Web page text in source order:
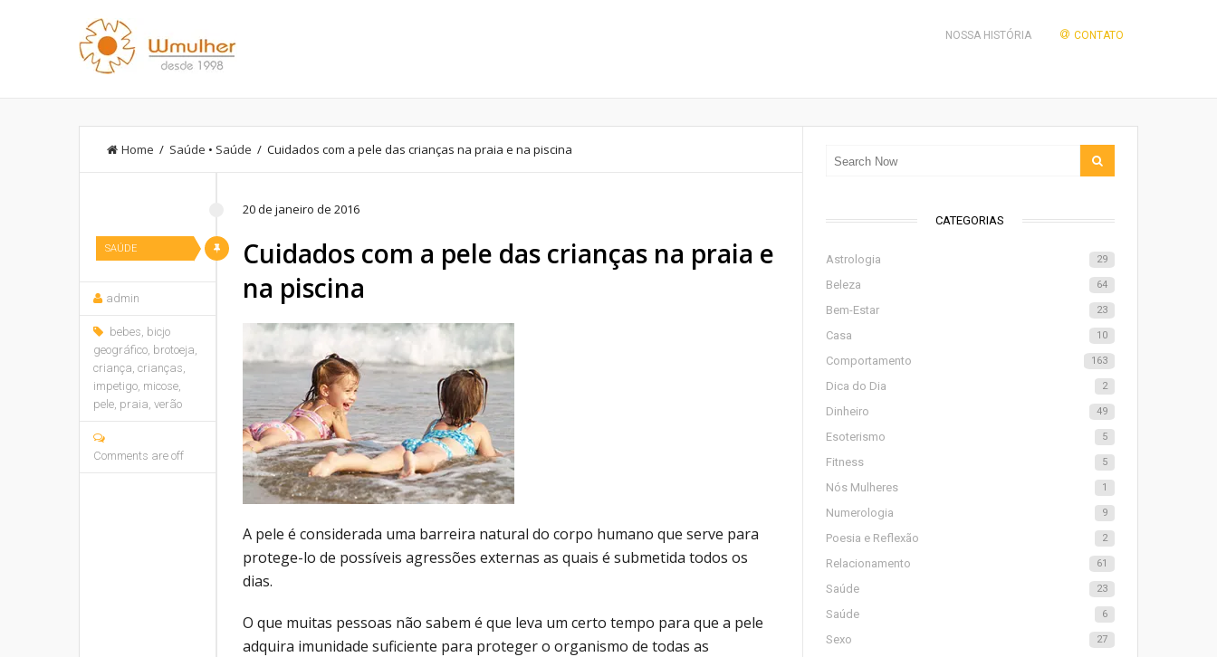
NOSSA HISTÓRIA CONTATO
Home / Saúde • Saúde / Cuidados com a pele das crianças na praia e na piscina
SAÚDE
20 de janeiro de 2016
Cuidados com a pele das crianças na praia e
na piscina
admin
bebes, bicjo
geográfico, brotoeja,
criança, crianças,
impetigo, micose,
pele, praia, verão
Comments are off
A pele é considerada uma barreira natural do corpo humano que serve para
protege-lo de possíveis agressões externas as quais é submetida todos os
dias.
O que muitas pessoas não sabem é que leva um certo tempo para que a pele
adquira imunidade suficiente para proteger o organismo de todas as
CATEGORIAS
Astrologia 29
Beleza 64
Bem-Estar 23
Casa 10
Comportamento 163
Dica do Dia 2
Dinheiro 49
Esoterismo 5
Fitness 5
Nós Mulheres 1
Numerologia 9
Poesia e Reflexão 2
Relacionamento 61
Saúde 23
Saúde 6
Sexo 27